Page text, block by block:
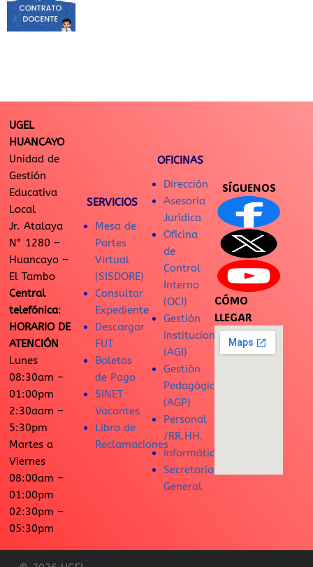
UGEL
HUANCAYO
Unidad de
Gestión
Educativa
Local
Jr. Atalaya
N° 1280 –
Huancayo –
El Tambo
Central
telefónica:
HORARIO DE
ATENCIÓN
Lunes
08:30am –
01:00pm
2:30aam –
5:30pm
Martes a
Viernes
08:00am –
01:00pm
02:30pm –
05:30pm
SERVICIOS
Mesa de
Partes
Virtual
(SISDORE)
Consultar
Expediente
Descargar
FUT
Boletas
de Pago
SINET
Vacantes
Libro de
Reclamaciones
OFICINAS
Dirección
Asesoría
Jurídica
Oficina
de
Control
Interno
(OCI)
Gestión
Institucional
(AGI)
Gestión
Pedagógica
(AGP)
Personal
/RR.HH.
Informática
Secretaría
General
SÍGUENOS
CÓMO
LLEGAR